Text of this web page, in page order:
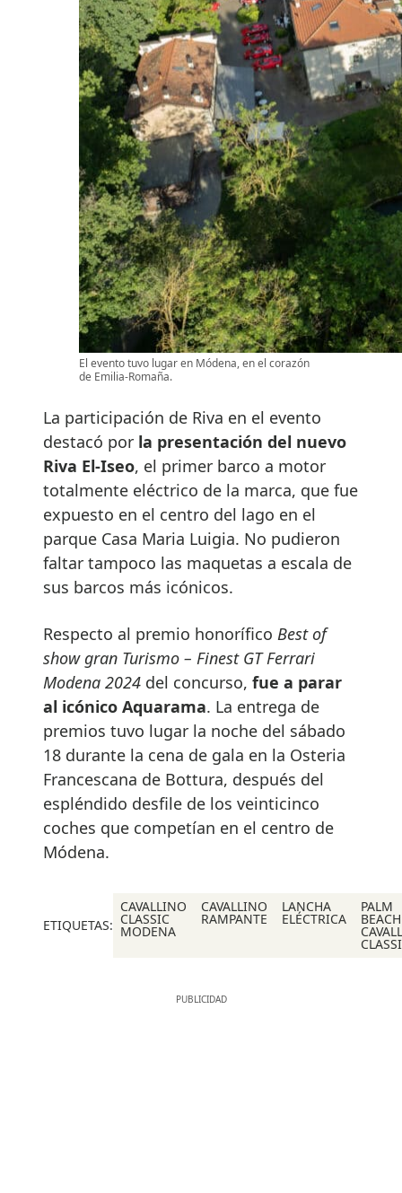
El evento tuvo lugar en Módena, en el corazón
de Emilia-Romaña.
La participación de Riva en el evento
destacó por la presentación del nuevo
Riva El-Iseo, el primer barco a motor
totalmente eléctrico de la marca, que fue
expuesto en el centro del lago en el
parque Casa Maria Luigia. No pudieron
faltar tampoco las maquetas a escala de
sus barcos más icónicos.
Respecto al premio honorífico Best of
show gran Turismo – Finest GT Ferrari
Modena 2024 del concurso, fue a parar
al icónico Aquarama. La entrega de
premios tuvo lugar la noche del sábado
18 durante la cena de gala en la Osteria
Francescana de Bottura, después del
espléndido desfile de los veinticinco
coches que competían en el centro de
Módena.
ETIQUETAS:
CAVALLINO
CLASSIC
MODENA
CAVALLINO
RAMPANTE
LANCHA
ELÉCTRICA
PALM
BEACH